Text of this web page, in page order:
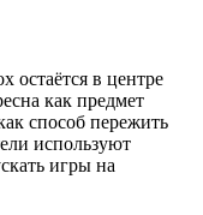
остаётся в центре
как предмет
способ пережить
используют
игры на